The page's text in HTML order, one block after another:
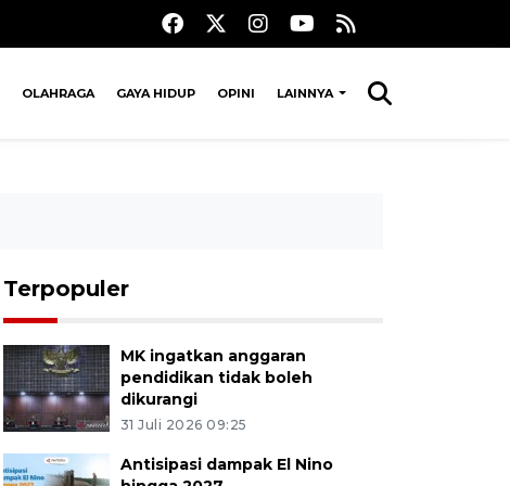
OLAHRAGA GAYA HIDUP OPINI LAINNYA
Terpopuler
MK ingatkan anggaran
pendidikan tidak boleh
dikurangi
31 Juli 2026 09:25
Antisipasi dampak El Nino